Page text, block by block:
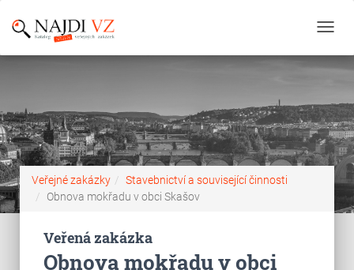
Veřejné zakázky
Stavebnictví a související činnosti
Obnova mokřadu v obci Skašov
Veřená zakázka
Obnova mokřadu v obci